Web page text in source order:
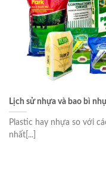
Lịch sử nhựa và bao bì
Plastic hay nhựa so với
nhất[...]